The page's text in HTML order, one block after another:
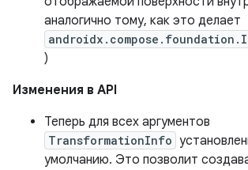
аналогично тому, как это делает
)
Изменения в API
Теперь для всех аргументов
TransformationInfo
умолчанию. Это позволит